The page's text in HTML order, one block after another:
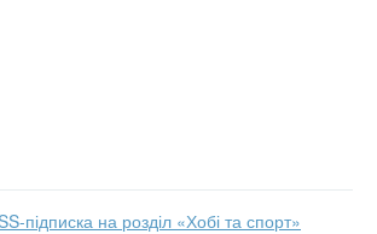
підписка на розділ «Хобі та спорт»